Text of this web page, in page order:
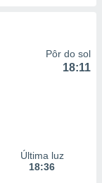
Pôr do sol
18:11
Última luz
18:36